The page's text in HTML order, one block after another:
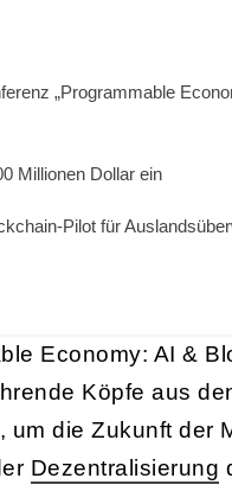
„Programmable
Millionen Dollar ein
Pilot für
Economy: AI &
Köpfe aus
die Zukunft der
Dezentralisierung